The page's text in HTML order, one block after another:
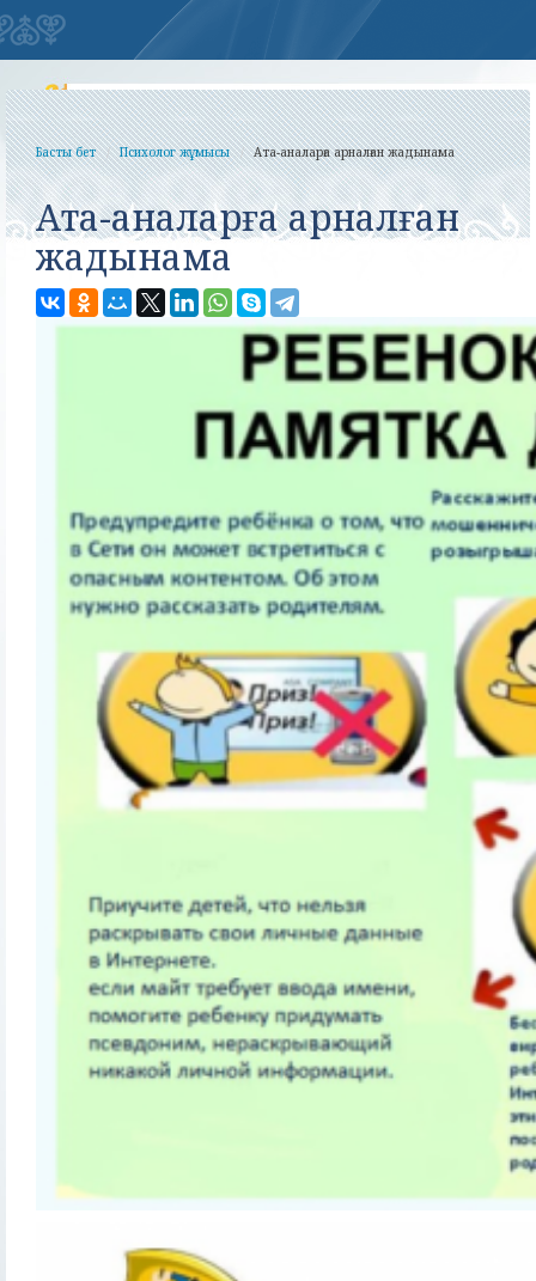
Басты бет Психолог жұмысы Ата-аналарға арналған жадынама
Ата-аналарға арналған
жадынама